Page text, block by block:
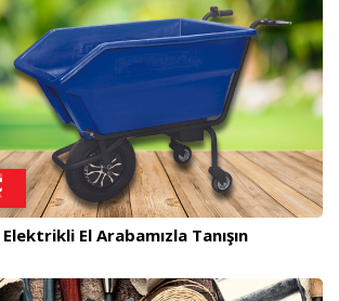
El Arabamızla Tanışın